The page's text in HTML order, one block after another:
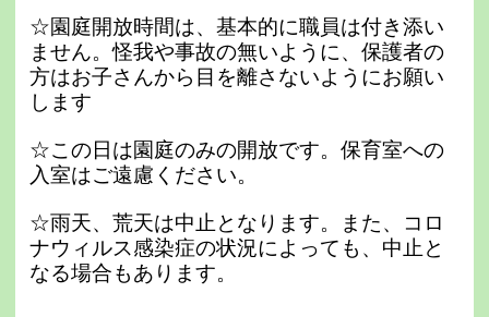
☆園庭開放時間は、基本的に職員は付き添い
ません。怪我や事故の無いように、保護者の
方はお子さんから目を離さないようにお願い
します
☆この日は園庭のみの開放です。保育室への
入室はご遠慮ください。
☆雨天、荒天は中止となります。また、コロ
ナウィルス感染症の状況によっても、中止と
なる場合もあります。